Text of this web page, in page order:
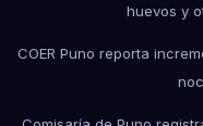
huevos y
COER Puno reporta